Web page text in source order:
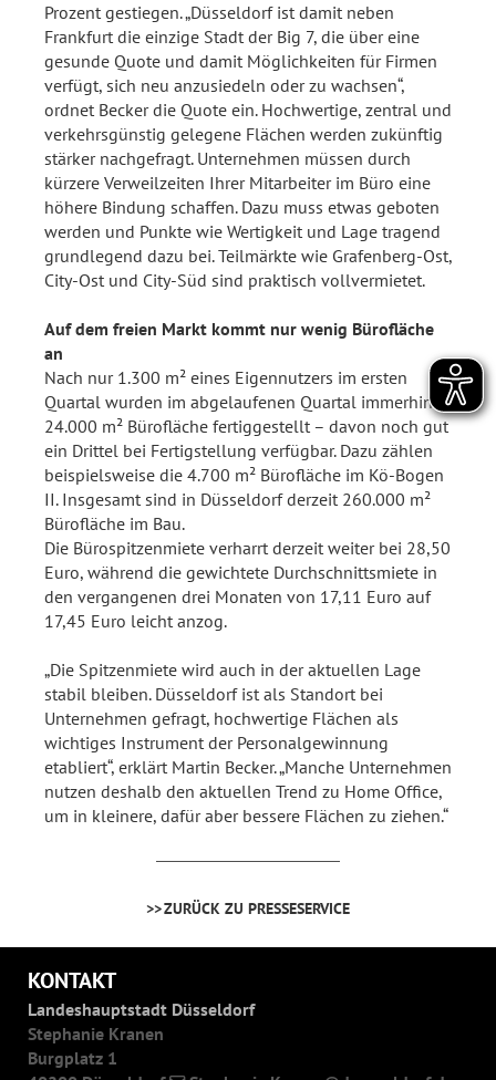
Prozent gestiegen. „Düsseldorf ist damit neben
Frankfurt die einzige Stadt der Big 7, die über eine
gesunde Quote und damit Möglichkeiten für Firmen
verfügt, sich neu anzusiedeln oder zu wachsen“,
ordnet Becker die Quote ein. Hochwertige, zentral und
verkehrsgünstig gelegene Flächen werden zukünftig
stärker nachgefragt. Unternehmen müssen durch
kürzere Verweilzeiten Ihrer Mitarbeiter im Büro eine
höhere Bindung schaffen. Dazu muss etwas geboten
werden und Punkte wie Wertigkeit und Lage tragend
grundlegend dazu bei. Teilmärkte wie Grafenberg-Ost,
City-Ost und City-Süd sind praktisch vollvermietet.
Auf dem freien Markt kommt nur wenig Bürofläche
an
Nach nur 1.300 m² eines Eigennutzers im ersten
Quartal wurden im abgelaufenen Quartal immerhin
24.000 m² Bürofläche fertiggestellt – davon noch gut
ein Drittel bei Fertigstellung verfügbar. Dazu zählen
beispielsweise die 4.700 m² Bürofläche im Kö-Bogen
II. Insgesamt sind in Düsseldorf derzeit 260.000 m²
Bürofläche im Bau.
Die Bürospitzenmiete verharrt derzeit weiter bei 28,50
Euro, während die gewichtete Durchschnittsmiete in
den vergangenen drei Monaten von 17,11 Euro auf
17,45 Euro leicht anzog.
„Die Spitzenmiete wird auch in der aktuellen Lage
stabil bleiben. Düsseldorf ist als Standort bei
Unternehmen gefragt, hochwertige Flächen als
wichtiges Instrument der Personalgewinnung
etabliert“, erklärt Martin Becker. „Manche Unternehmen
nutzen deshalb den aktuellen Trend zu Home Office,
um in kleinere, dafür aber bessere Flächen zu ziehen.“
ZURÜCK ZU PRESSESERVICE
KONTAKT
Landeshauptstadt Düsseldorf
Stephanie Kranen
Burgplatz 1